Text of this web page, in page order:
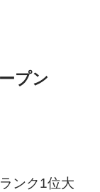
プン
ンク1位大